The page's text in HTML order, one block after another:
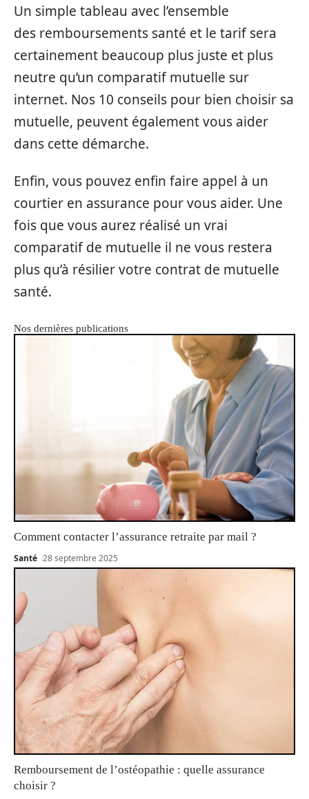
Un simple tableau avec l’ensemble
des remboursements santé et le tarif sera
certainement beaucoup plus juste et plus
neutre qu’un comparatif mutuelle sur
internet. Nos 10 conseils pour bien choisir sa
mutuelle, peuvent également vous aider
dans cette démarche.
Enfin, vous pouvez enfin faire appel à un
courtier en assurance pour vous aider. Une
fois que vous aurez réalisé un vrai
comparatif de mutuelle il ne vous restera
plus qu’à résilier votre contrat de mutuelle
santé.
Nos dernières publications
Comment contacter l’assurance retraite par mail ?
Santé 28 septembre 2025
Remboursement de l’ostéopathie : quelle assurance
choisir ?